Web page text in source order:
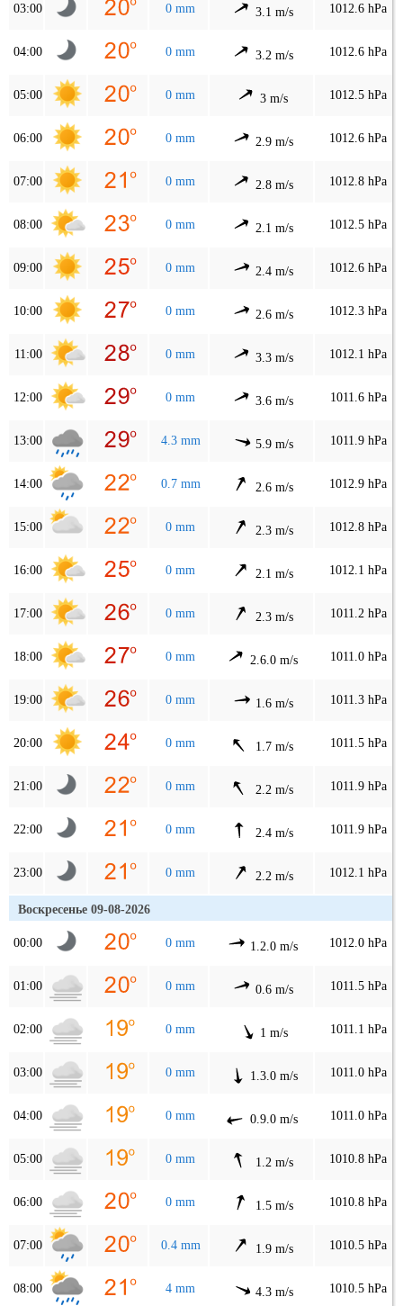
03:00 0 mm 3.1 m/s 1012.6 hPa
04:00 0 mm 3.2 m/s 1012.6 hPa
05:00 0 mm 3 m/s 1012.5 hPa
06:00 0 mm 2.9 m/s 1012.6 hPa
07:00 0 mm 2.8 m/s 1012.8 hPa
08:00 0 mm 2.1 m/s 1012.5 hPa
09:00 0 mm 2.4 m/s 1012.6 hPa
10:00 0 mm 2.6 m/s 1012.3 hPa
11:00 0 mm 3.3 m/s 1012.1 hPa
12:00 0 mm 3.6 m/s 1011.6 hPa
13:00 4.3 mm 5.9 m/s 1011.9 hPa
14:00 0.7 mm 2.6 m/s 1012.9 hPa
15:00 0 mm 2.3 m/s 1012.8 hPa
16:00 0 mm 2.1 m/s 1012.1 hPa
17:00 0 mm 2.3 m/s 1011.2 hPa
18:00 0 mm 2.6.0 m/s 1011.0 hPa
19:00 0 mm 1.6 m/s 1011.3 hPa
20:00 0 mm 1.7 m/s 1011.5 hPa
21:00 0 mm 2.2 m/s 1011.9 hPa
22:00 0 mm 2.4 m/s 1011.9 hPa
23:00 0 mm 2.2 m/s 1012.1 hPa
Воскресенье 09-08-2026
00:00 0 mm 1.2.0 m/s 1012.0 hPa
01:00 0 mm 0.6 m/s 1011.5 hPa
02:00 0 mm 1 m/s 1011.1 hPa
03:00 0 mm 1.3.0 m/s 1011.0 hPa
04:00 0 mm 0.9.0 m/s 1011.0 hPa
05:00 0 mm 1.2 m/s 1010.8 hPa
06:00 0 mm 1.5 m/s 1010.8 hPa
07:00 0.4 mm 1.9 m/s 1010.5 hPa
08:00 4 mm 4.3 m/s 1010.5 hPa